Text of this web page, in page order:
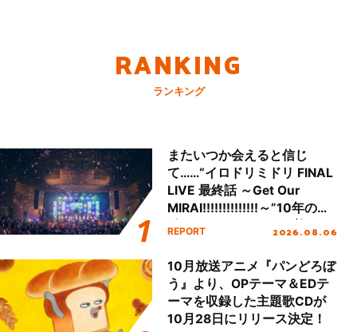
RANKING
ランキング
またいつか会えると信じ
て……“イロドリミドリ FINAL
LIVE 最終話 ～Get Our
MIRAI!!!!!!!!!!!!!!～”10年の活
動を経てファイナルを迎える
REPORT 2026.08.06
10月放送アニメ『パンどろぼ
う』より、OPテーマ＆EDテ
ーマを収録した主題歌CDが
10月28日にリリース決定！